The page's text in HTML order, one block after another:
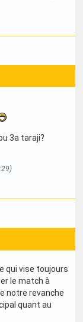
3a taraji?
qui vise toujours
le match à
notre revanche
quant au